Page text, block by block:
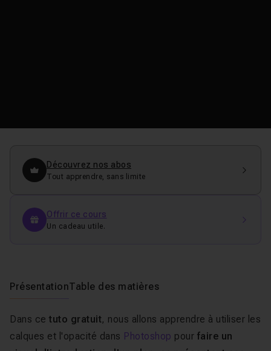
Découvrez nos abos
Tout apprendre, sans limite
Offrir ce cours
Un cadeau utile.
PrésentationTable des matières
Dans ce tuto gratuit, nous allons apprendre à utiliser les
calques et l'opacité dans Photoshop pour faire un